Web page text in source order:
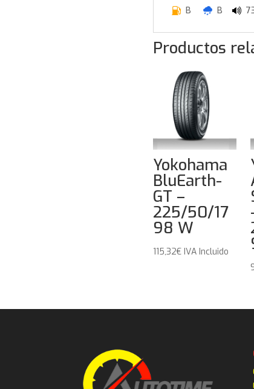
B
B 73
Productos
Yokohama
BluEarth-
GT –
225/50/17
98 W
115,32€ IVA Incluido